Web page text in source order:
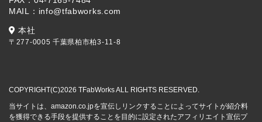
MAIL：info@tfabworks.com
本社
〒277-0005 千葉県柏市柏3-11-8
COPYRIGHT(C)2026 TFabWorks ALL RIGHTS RESERVED.
当サイトは、amazon.co.jpを宣伝しリンクすることによってサイトが紹介料
を獲得できる手段を提供することを目的に設定されたアフィリエイト宣伝プ